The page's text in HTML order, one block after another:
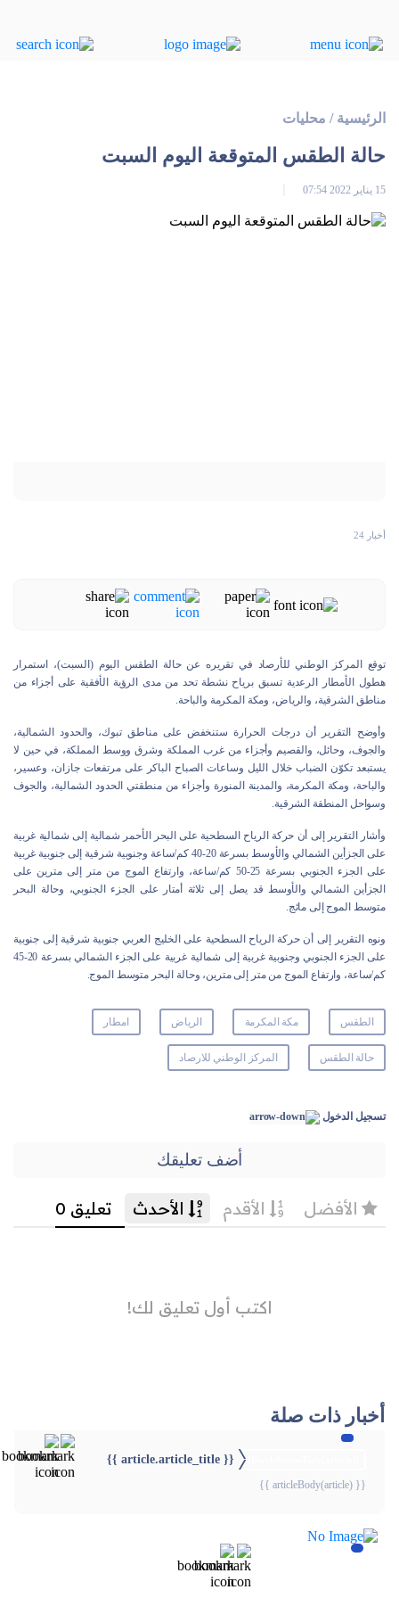
الرئيسية / محليات
​حالة الطقس المتوقعة اليوم السبت
15 يناير 2022 07:54
أخبار 24
توقع المركز الوطني للأرصاد في تقريره عن حالة الطقس اليوم (السبت)، استمرار
هطول الأمطار الرعدية تسبق برياح نشطة تحد من مدى الرؤية الأفقية على أجزاء من
مناطق الشرقية، والرياض، ومكة المكرمة والباحة.
وأوضح التقرير أن درجات الحرارة ستنخفض على مناطق تبوك، والحدود الشمالية،
والجوف، وحائل، والقصيم وأجزاء من غرب المملكة وشرق ووسط المملكة، في حين لا
يستبعد تكوّن الضباب خلال الليل وساعات الصباح الباكر على مرتفعات جازان، وعسير،
والباحة، ومكة المكرمة، والمدينة المنورة وأجزاء من منطقتي الحدود الشمالية، والجوف
وسواحل المنطقة الشرقية.
وأشار التقرير إلى أن حركة الرياح السطحية على البحر الأحمر شمالية إلى شمالية غربية
على الجزأين الشمالي والأوسط بسرعة 20-40 كم/ساعة وجنوبية شرقية إلى جنوبية غربية
على الجزء الجنوبي بسرعة 25-50 كم/ساعة، وارتفاع الموج من متر إلى مترين على
الجزأين الشمالي والأوسط قد يصل إلى ثلاثة أمتار على الجزء الجنوبي، وحالة البحر
متوسط الموج إلى مائج.
ونوه التقرير إلى أن حركة الرياح السطحية على الخليج العربي جنوبية شرقية إلى جنوبية
على الجزء الجنوبي وجنوبية غربية إلى شمالية غربية على الجزء الشمالي بسرعة 20-45
كم/ساعة، وارتفاع الموج من متر إلى مترين، وحالة البحر متوسط الموج.
الطقس مكة المكرمة الرياض امطار
حالة الطقس المركز الوطني للارصاد
تسجيل الدخول
أضف تعليقك
أخبار ذات صلة
{{ article.article_title }}
{{ articleBody(article) }}